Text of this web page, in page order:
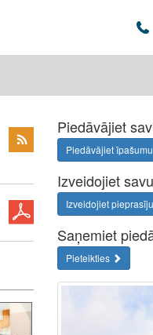
Piedāvājiet
Piedāvājiet īpašumu
Izveidojiet
Izveidojiet
Saņemiet
Pieteikties